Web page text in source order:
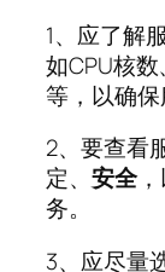
1、应了解
如CPU核
等，以确保
2、要查看
定、安全，
务。
3、应尽量